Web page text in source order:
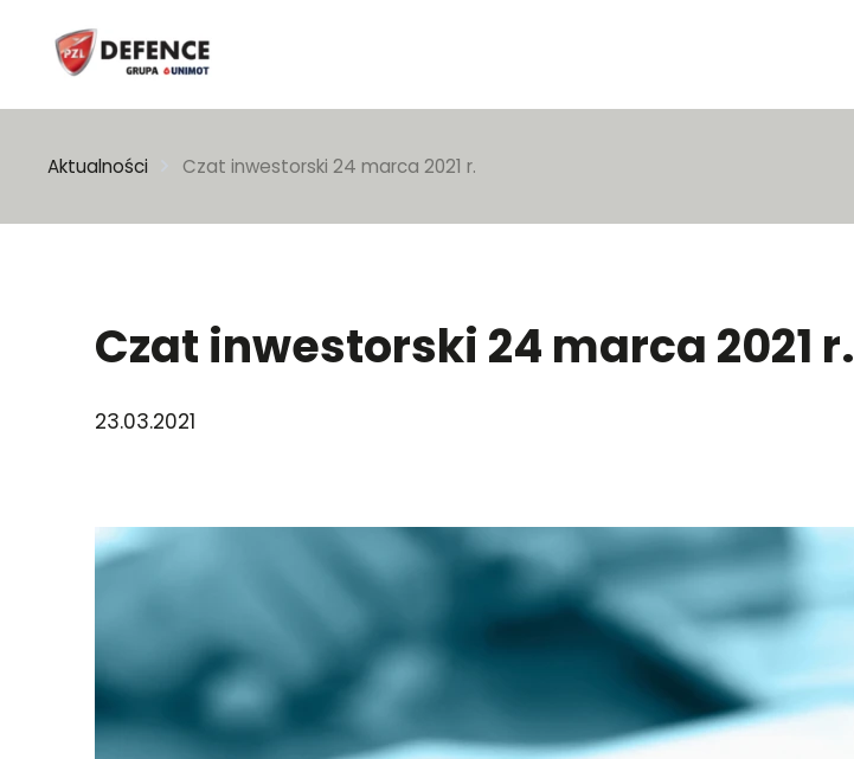
Aktualności Czat inwestorski 24 marca 2021 r.
Czat inwestorski 24 marca 2021 r.
23.03.2021